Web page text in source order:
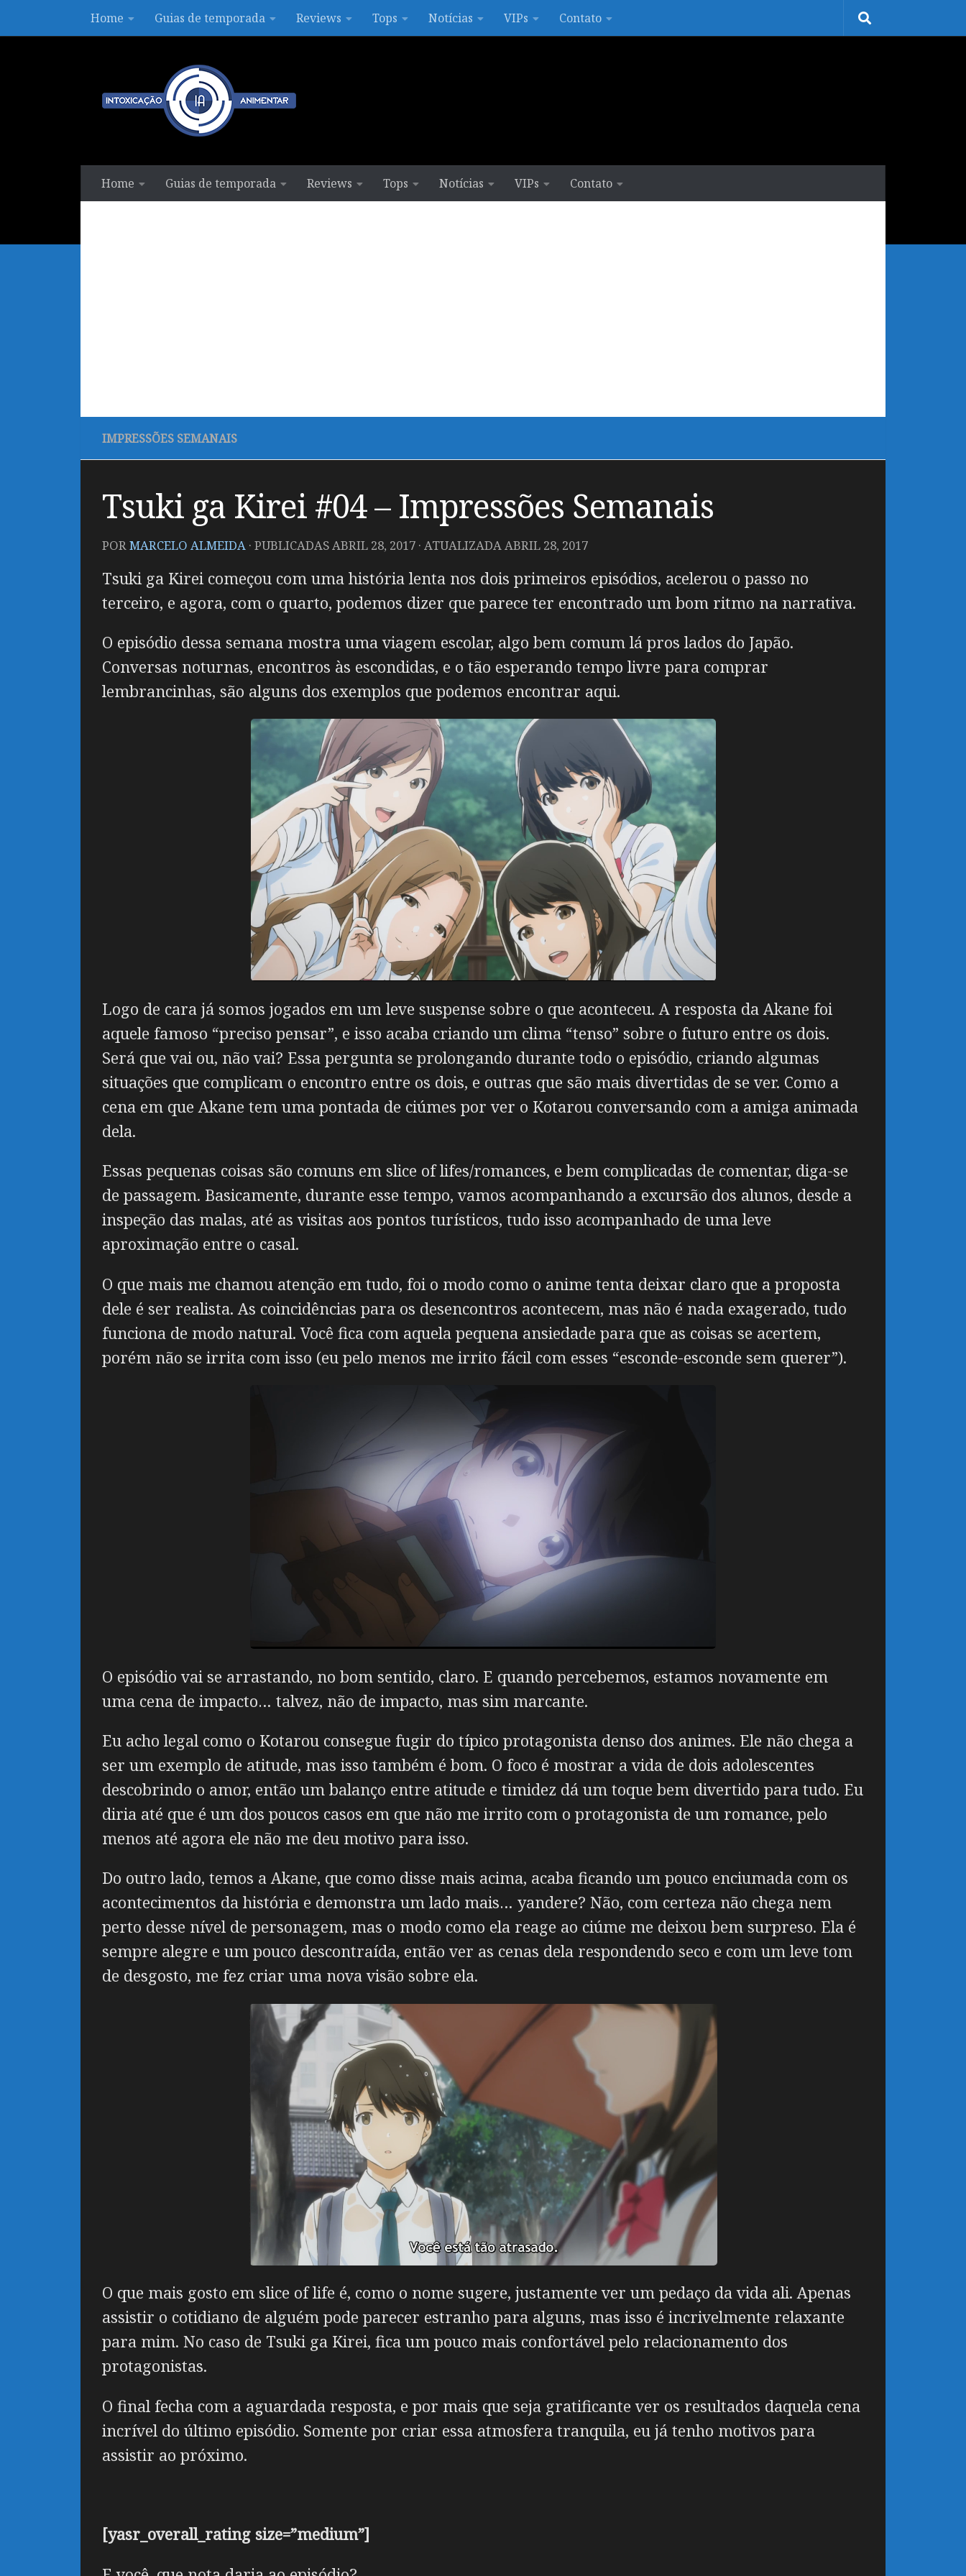
Skip to contentHome Guias de temporada Reviews Tops Notícias VIPs Contato
Home Guias de temporada Reviews Tops Notícias VIPs Contato
IMPRESSÕES SEMANAIS
Tsuki ga Kirei #04 – Impressões Semanais
PORMARCELO ALMEIDA · PUBLICADASABRIL 28, 2017 · ATUALIZADAABRIL 28, 2017
Tsuki ga Kirei começou com uma história lenta nos dois primeiros episódios, acelerou o passo no
terceiro, e agora, com o quarto, podemos dizer que parece ter encontrado um bom ritmo na narrativa.
O episódio dessa semana mostra uma viagem escolar, algo bem comum lá pros lados do Japão.
Conversas noturnas, encontros às escondidas, e o tão esperando tempo livre para comprar
lembrancinhas, são alguns dos exemplos que podemos encontrar aqui.
Logo de cara já somos jogados em um leve suspense sobre o que aconteceu. A resposta da Akane foi
aquele famoso “preciso pensar”, e isso acaba criando um clima “tenso” sobre o futuro entre os dois.
Será que vai ou, não vai? Essa pergunta se prolongando durante todo o episódio, criando algumas
situações que complicam o encontro entre os dois, e outras que são mais divertidas de se ver. Como a
cena em que Akane tem uma pontada de ciúmes por ver o Kotarou conversando com a amiga animada
dela.
Essas pequenas coisas são comuns em slice of lifes/romances, e bem complicadas de comentar, diga-se
de passagem. Basicamente, durante esse tempo, vamos acompanhando a excursão dos alunos, desde a
inspeção das malas, até as visitas aos pontos turísticos, tudo isso acompanhado de uma leve
aproximação entre o casal.
O que mais me chamou atenção em tudo, foi o modo como o anime tenta deixar claro que a proposta
dele é ser realista. As coincidências para os desencontros acontecem, mas não é nada exagerado, tudo
funciona de modo natural. Você fica com aquela pequena ansiedade para que as coisas se acertem,
porém não se irrita com isso (eu pelo menos me irrito fácil com esses “esconde-esconde sem querer”).
O episódio vai se arrastando, no bom sentido, claro. E quando percebemos, estamos novamente em
uma cena de impacto… talvez, não de impacto, mas sim marcante.
Eu acho legal como o Kotarou consegue fugir do típico protagonista denso dos animes. Ele não chega a
ser um exemplo de atitude, mas isso também é bom. O foco é mostrar a vida de dois adolescentes
descobrindo o amor, então um balanço entre atitude e timidez dá um toque bem divertido para tudo. Eu
diria até que é um dos poucos casos em que não me irrito com o protagonista de um romance, pelo
menos até agora ele não me deu motivo para isso.
Do outro lado, temos a Akane, que como disse mais acima, acaba ficando um pouco enciumada com os
acontecimentos da história e demonstra um lado mais… yandere? Não, com certeza não chega nem
perto desse nível de personagem, mas o modo como ela reage ao ciúme me deixou bem surpreso. Ela é
sempre alegre e um pouco descontraída, então ver as cenas dela respondendo seco e com um leve tom
de desgosto, me fez criar uma nova visão sobre ela.
O que mais gosto em slice of life é, como o nome sugere, justamente ver um pedaço da vida ali. Apenas
assistir o cotidiano de alguém pode parecer estranho para alguns, mas isso é incrivelmente relaxante
para mim. No caso de Tsuki ga Kirei, fica um pouco mais confortável pelo relacionamento dos
protagonistas.
O final fecha com a aguardada resposta, e por mais que seja gratificante ver os resultados daquela cena
incrível do último episódio. Somente por criar essa atmosfera tranquila, eu já tenho motivos para
assistir ao próximo.
[yasr_overall_rating size=”medium”]